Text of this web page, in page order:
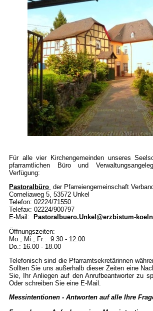
Für alle vier Kirchengemeinden unseres
pfarramtlichen Büro und
Verfügung:
Pastoralbüro der Pfarreiengemeinschaft
Corneliaweg 5,
Telefon: 02224/
Telefax: 02224/
E-Mail:
Pastoralbuero.Unkel@erzbistum-
Öffnungszeiten:
Mo., Mi., Fr.: 9.30 - 12.00
Do.: 16.00 - 18.00
Telefonisch sind die Pfarramtsekretärinnen
Sollten Sie uns außerhalb dieser Zeiten eine
Sie, Ihr Anliegen auf den Anrufbeantworter zu
Oder schreiben Sie eine E-Mail.
Messintentionen - Antworten auf alle Ihre